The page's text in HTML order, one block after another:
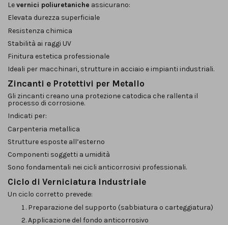
Levernici poliuretaniche assicurano:
Elevata durezza superficiale
Resistenza chimica
Stabilità ai raggi UV
Finitura estetica professionale
Ideali per macchinari, strutture in acciaio e impianti industriali.
Zincanti e Protettivi per Metallo
Gli zincanti creano una protezione catodica che rallenta il
processo di corrosione.
Indicati per:
Carpenteria metallica
Strutture esposte all’esterno
Componenti soggetti a umidità
Sono fondamentali nei cicli anticorrosivi professionali.
Ciclo di Verniciatura Industriale
Un ciclo corretto prevede:
Preparazione del supporto (sabbiatura o carteggiatura)
Applicazione del fondo anticorrosivo